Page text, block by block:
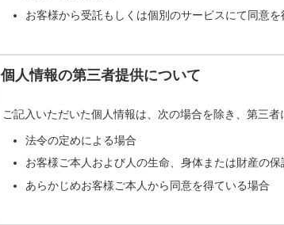
お客様から受託もしくは個別のサービスにて同意
個人情報の第三者提供について
ご記入いただいた個人情報は、次の場合を除き、第三
法令の定めによる場合
お客様ご本人および人の生命、身体または財産の
あらかじめお客様ご本人から同意を得ている場合